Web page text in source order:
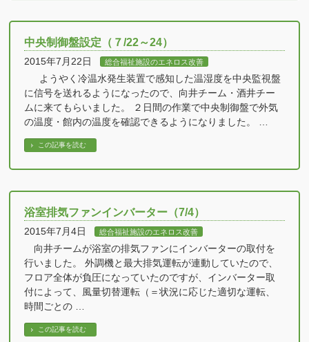
中央制御盤設定（７/22～24）
2015年7月22日 総合福祉施設のエネロス改善
ようやく冷温水発生装置で感知した温湿度を中央監視盤
に信号を送れるようになったので、向井チーム・酒井チー
ムに来てもらいました。 ２日間の作業で中央制御盤で外気
の温度・館内の温度を確認できるようになりました。 …
この記事を読む
浴室排気ファンインバーター（7/4）
2015年7月4日 総合福祉施設のエネロス改善
向井チームが浴室の排気ファンにインバーターの取付を
行いました。 外調機と最大排気運転が連動していたので、
フロア全体が負圧になっていたのですが、インバーター取
付によって、風量切替運転（＝状況に応じた適切な運転、
時間ごとの …
この記事を読む